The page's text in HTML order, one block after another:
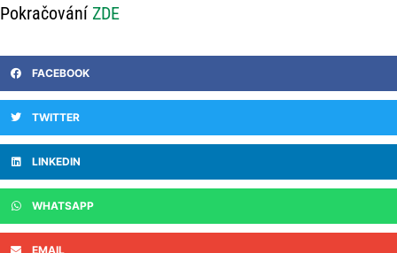
Pokračování ZDE
FACEBOOK
TWITTER
LINKEDIN
WHATSAPP
EMAIL